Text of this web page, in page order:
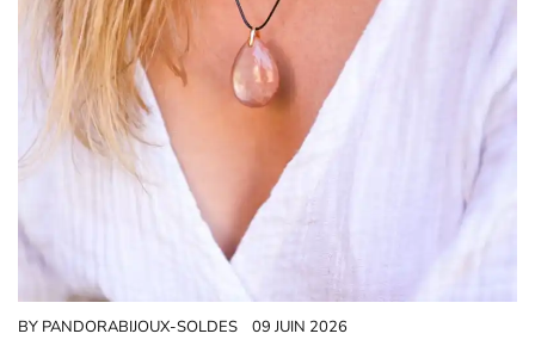
BY PANDORABIJOUX-SOLDES 09 JUIN 2026